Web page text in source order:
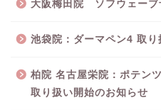
大阪梅田院 ソフウェーブ
池袋院：ダーマペン4 取
柏院 名古屋栄院：ポテン
取り扱い開始のお知らせ